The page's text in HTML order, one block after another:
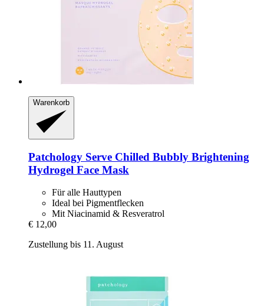
Warenkorb
Patchology Serve Chilled Bubbly Brightening
Hydrogel Face Mask
Für alle Hauttypen
Ideal bei Pigmentflecken
Mit Niacinamid & Resveratrol
€ 12,00
Zustellung bis 11. August